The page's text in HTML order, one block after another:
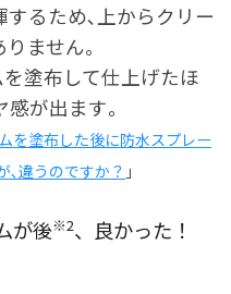
るため､上からクリー
ません｡
塗布して仕上げたほ
感が出ます｡
を塗布した後に防水スプレー
､違うのですか？ 」
が後※2、良かった！